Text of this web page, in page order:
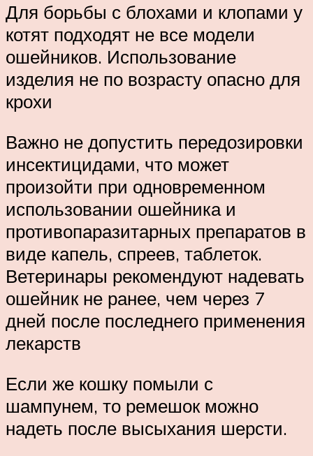
Для борьбы с блохами и клопами у
котят подходят не все модели
ошейников. Использование
изделия не по возрасту опасно для
крохи
Важно не допустить передозировки
инсектицидами, что может
произойти при одновременном
использовании ошейника и
противопаразитарных препаратов в
виде капель, спреев, таблеток.
Ветеринары рекомендуют надевать
ошейник не ранее, чем через 7
дней после последнего применения
лекарств
Если же кошку помыли с
шампунем, то ремешок можно
надеть после высыхания шерсти.